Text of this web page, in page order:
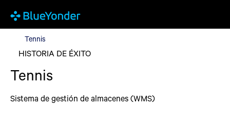
Tennis
HISTORIA DE ÉXITO
Tennis
Sistema de gestión de almacenes (WMS)